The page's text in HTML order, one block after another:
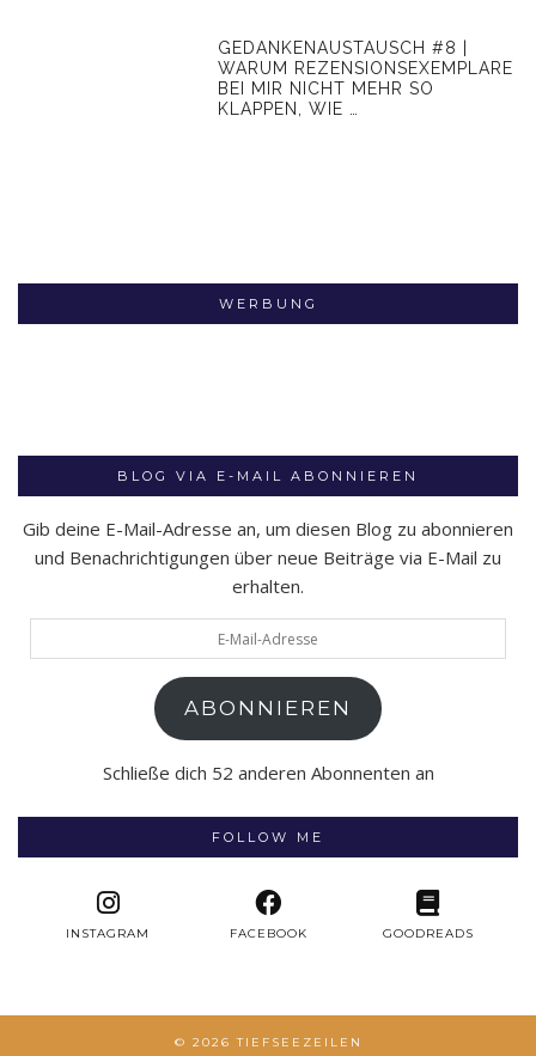
GEDANKENAUSTAUSCH #8 |
WARUM REZENSIONSEXEMPLARE
BEI MIR NICHT MEHR SO
KLAPPEN, WIE …
WERBUNG
BLOG VIA E-MAIL ABONNIEREN
Gib deine E-Mail-Adresse an, um diesen Blog zu abonnieren
und Benachrichtigungen über neue Beiträge via E-Mail zu
erhalten.
Mail-
ABONNIEREN
Schließe dich 52 anderen Abonnenten an
FOLLOW ME
INSTAGRAM FACEBOOK GOODREADS
© 2026TIEFSEEZEILEN